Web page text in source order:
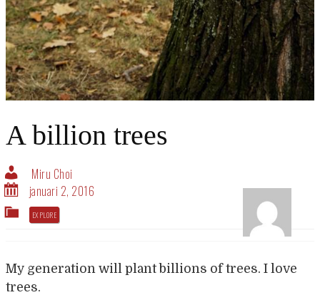
A billion trees
Miru Choi
januari 2, 2016
EXPLORE
My generation will plant billions of trees. I love
trees.